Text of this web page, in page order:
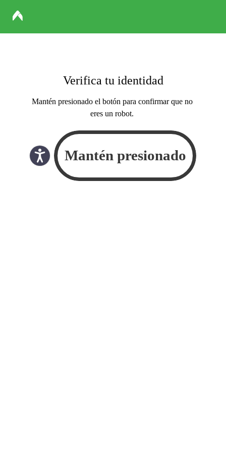
Verifica tu identidad
Mantén presionado el botón para confirmar que no
eres un robot.